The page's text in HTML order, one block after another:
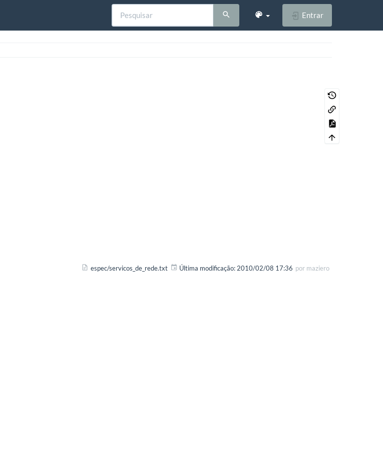
Entrar
espec/servicos_de_rede.txt Última modificação: 2010/02/08 17:36 por maziero